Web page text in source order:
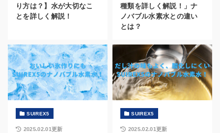
り方は？】水が大切なこ
とを詳しく解説！
種類を詳しく解説！」ナ
ノバブル水素水との違い
とは？
SUIREX5
2025.02.01更新
SUIREX5
2025.02.01更新